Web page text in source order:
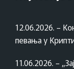
12.06.2026. –
певања у
11.06.2026. –